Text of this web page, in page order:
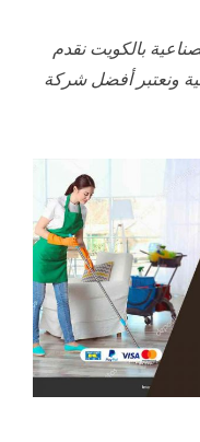
بالكويت نقدم
ونعتبر أفضل شركة